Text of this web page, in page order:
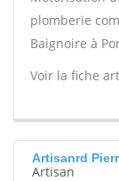
plomberie
Baignoire à
Voir la fiche
Artisanrd
Artisan